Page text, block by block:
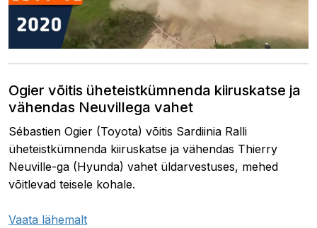
Ogier võitis üheteistkümnenda kiiruskatse ja
vähendas Neuvillega vahet
Sébastien Ogier (Toyota) võitis Sardiinia Ralli
üheteistkümnenda kiiruskatse ja vähendas Thierry
Neuville-ga (Hyunda) vahet üldarvestuses, mehed
võitlevad teisele kohale.
Vaata lähemalt